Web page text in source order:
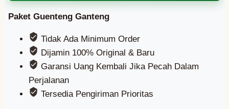
Paket Guenteng Ganteng
Tidak Ada Minimum Order
Dijamin 100% Original & Baru
Garansi Uang Kembali Jika Pecah Dalam
Perjalanan
Tersedia Pengiriman Prioritas